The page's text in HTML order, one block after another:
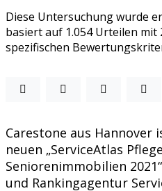
Diese Untersuchung wurde
basiert auf 1.054 Urteilen mit
spezifischen
Carestone aus Hannover
neuen „ServiceAtlas
Seniorenimmobilien
und Rankingagentur